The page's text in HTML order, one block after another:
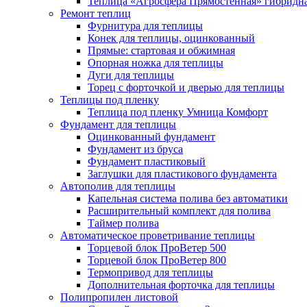
Ремонт теплиц
Фурнитура для теплицы
Конек для теплицы, оцинкованный
Прямые: стартовая и обжимная
Опорная ножка для теплицы
Дуги для теплицы
Торец с форточкой и дверью для теплицы
Теплицы под пленку
Теплица под пленку Умница Комфорт
Фундамент для теплицы
Оцинкованный фундамент
Фундамент из бруса
Фундамент пластиковый
Заглушки для пластикового фундамента
Автополив для теплицы
Капельная система полива без автоматики
Расширительный комплект для полива
Таймер полива
Автоматическое проветривание теплицы
Торцевой блок ПроВетер 500
Торцевой блок ПроВетер 800
Термопривод для теплицы
Дополнительная форточка для теплицы
Полипропилен листовой